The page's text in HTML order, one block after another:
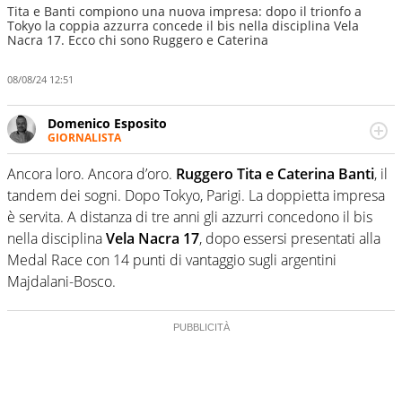
Tita e Banti compiono una nuova impresa: dopo il trionfo a
Tokyo la coppia azzurra concede il bis nella disciplina Vela
Nacra 17. Ecco chi sono Ruggero e Caterina
08/08/24 12:51
Domenico Esposito
GIORNALISTA
Da vent’anni in campo e sul campo per vivere ogni evento
in tutte le sue sfaccettature. Passione smisurata per il
calcio e per la sfera di cuoio. Il pallone è una cosa
serissima, guai a dirgli di no
Ancora loro. Ancora d’oro. Ruggero Tita e Caterina Banti, il
tandem dei sogni. Dopo Tokyo, Parigi. La doppietta impresa
è servita. A distanza di tre anni gli azzurri concedono il bis
nella disciplinaVela Nacra 17, dopo essersi presentati alla
Medal Race con 14 punti di vantaggio sugli argentini
Majdalani-Bosco.